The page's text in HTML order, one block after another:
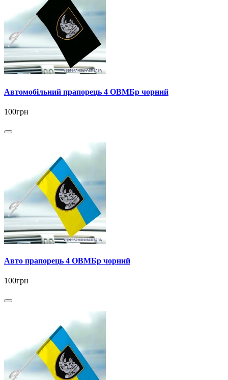
Автомобільний прапорець 4 ОВМБр чорний
100грн
Авто прапорець 4 ОВМБр чорний
100грн